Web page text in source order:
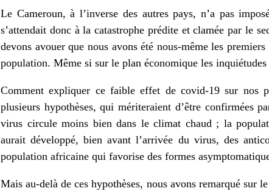
Le Cameroun, à l’inverse des autres pays, n’a pas
s’attendait donc à la catastrophe prédite et clamée par le
devons avouer que nous avons été nous-même les
population. Même si sur le plan économique les inquiétudes
Comment expliquer ce faible effet de covid-19 sur nos
plusieurs hypothèses, qui mériteraient d’être confirmées
virus circule moins bien dans le climat chaud ; la
aurait développé, bien avant l’arrivée du virus, des
population africaine qui favorise des formes
Mais au-delà de ces hypothèses, nous avons remarqué sur